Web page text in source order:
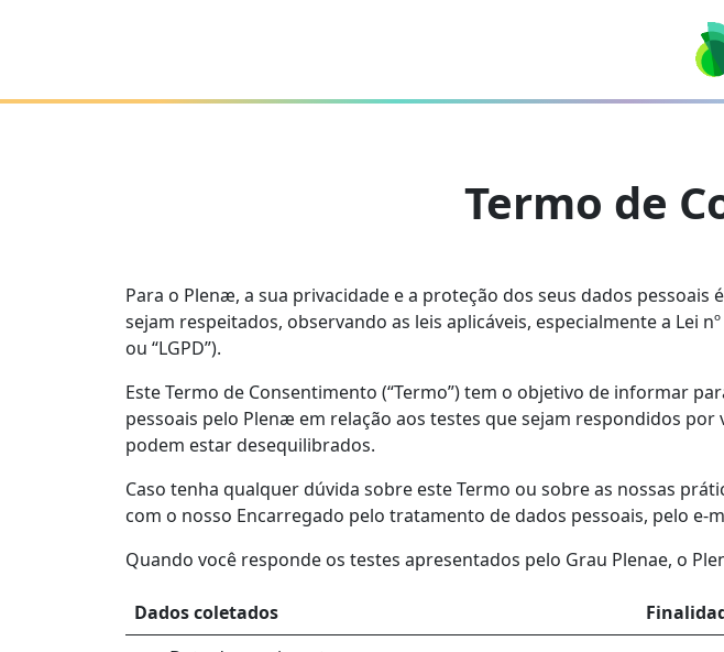
Termo de
Para o Plenæ, a sua privacidade e a proteção dos seus dados
sejam respeitados, observando as leis aplicáveis, especialmente a Lei
ou “LGPD”).
Este Termo de Consentimento (“Termo”) tem o objetivo de informar
pessoais pelo Plenæ em relação aos testes que sejam respondidos
podem estar desequilibrados.
Caso tenha qualquer dúvida sobre este Termo ou sobre as nossas
com o nosso Encarregado pelo tratamento de dados pessoais, pelo e-
Quando você responde os testes apresentados pelo Grau Plenae, o
Dados coletados